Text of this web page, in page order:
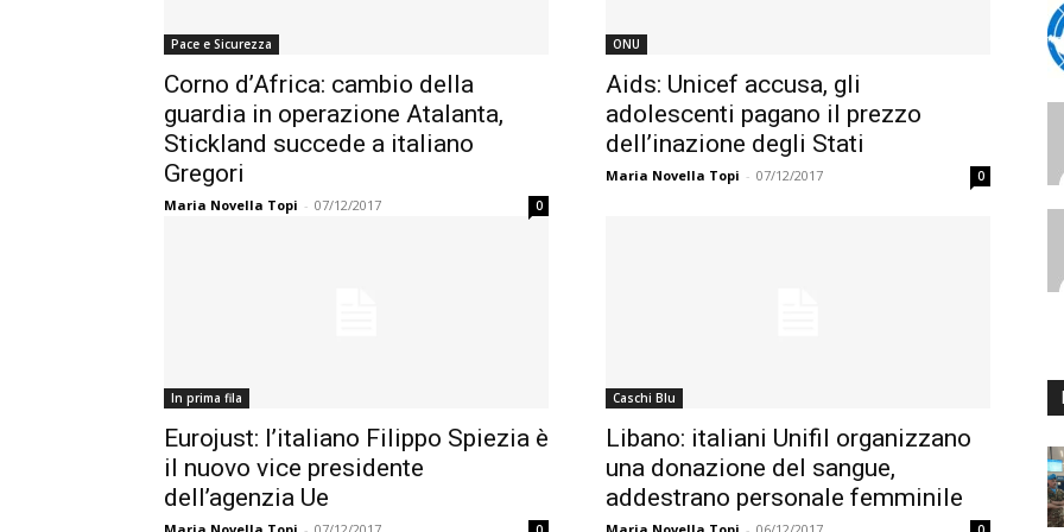
Pace e Sicurezza
Corno d’Africa: cambio della
guardia in operazione Atalanta,
Stickland succede a italiano
Gregori
Maria Novella Topi - 07/12/2017 0
ONU
Aids: Unicef accusa, gli
adolescenti pagano il prezzo
dell’inazione degli Stati
Maria Novella Topi - 07/12/2017 0
In prima fila
Eurojust: l’italiano Filippo Spiezia è
il nuovo vice presidente
dell’agenzia Ue
Caschi Blu
Libano: italiani Unifil organizzano
una donazione del sangue,
addestrano personale femminile